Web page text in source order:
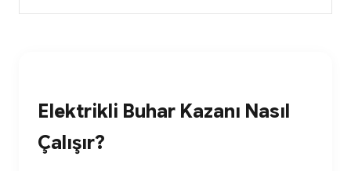
Elektrikli Buhar Kazanı Nasıl
Çalışır?